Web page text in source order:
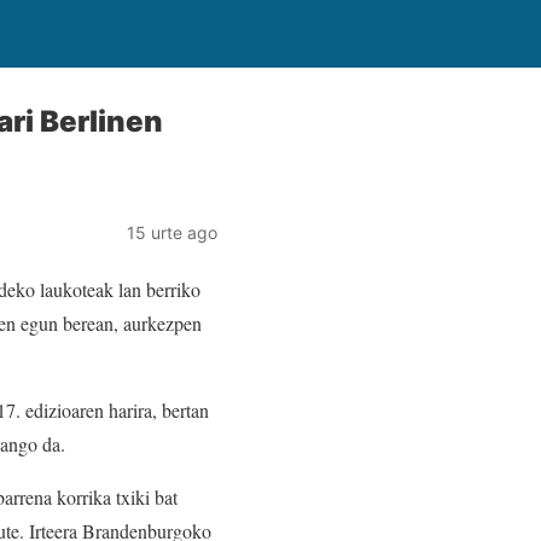
Berlinen
15 urte ago
laukoteak lan berriko
egun berean, aurkezpen
edizioaren harira, bertan
da.
korrika txiki bat
Irteera Brandenburgoko